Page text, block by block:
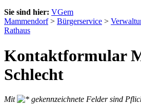
Sie sind hier: VGem
Mammendorf> Bürgerservice >
Rathaus
Kontaktformular
Schlecht
Mit
gekennzeichnete Felder sind